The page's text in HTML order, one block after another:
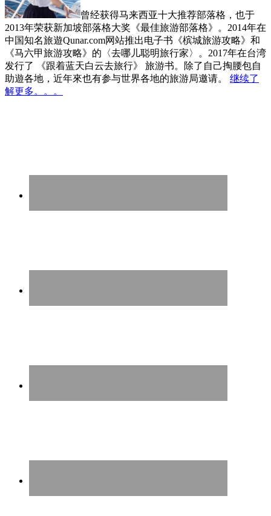
曾经获得马来西亚十大推荐部落格，也于
2013年荣获新加坡部落格大奖《最佳旅游部落格》。2014年在
中国知名旅遊Qunar.com网站推出电子书《槟城旅游攻略》和
《马六甲旅游攻略》的〈去哪儿聪明旅行家〉。2017年在台湾
发行了 《跟着蓝天白云去旅行》 旅游书。除了自己掏腰包自
助遊各地，近年來也有参与世界各地的旅游局邀请。 继续了
解更多。。。